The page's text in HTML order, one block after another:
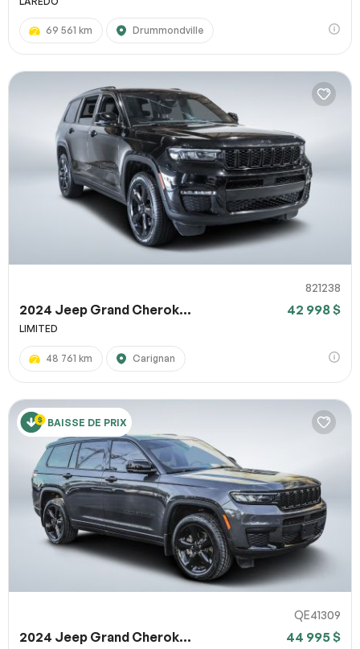
69 561 km Drummondville
821238
2024 Jeep Grand Cherok... 42 998 $
LIMITED
48 761 km Carignan
BAISSE DE PRIX
QE41309
2024 Jeep Grand Cherok... 44 995 $